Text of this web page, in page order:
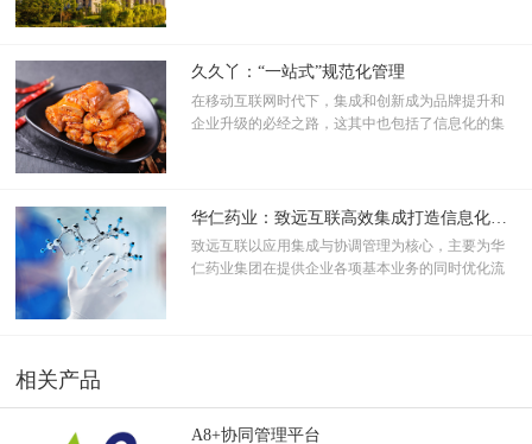
作伙伴。”黄主管表示。
久久丫：“一站式”规范化管理
在移动互联网时代下，集成和创新成为品牌提升和
企业升级的必经之路，这其中也包括了信息化的集
了企业互联网发展的一大步。
华仁药业：致远互联高效集成打造信息化管理
致远互联以应用集成与协调管理为核心，主要为华
仁药业集团在提供企业各项基本业务的同时优化流
便捷数据分享更轻松。华仁药业与致远互联深度合
作，在快速推动现有主营业务发展的同时，不断完
相关产品
A8+协同管理平台